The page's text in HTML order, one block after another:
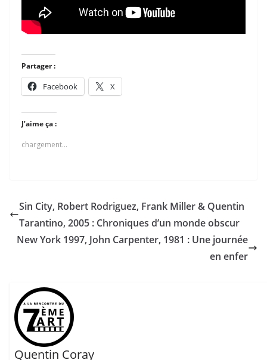
Partager :
Facebook X
J’aime ça :
chargement…
Sin City, Robert Rodriguez, Frank Miller & Quentin
Tarantino, 2005 : Chroniques d’un monde obscur
New York 1997, John Carpenter, 1981 : Une journée
en enfer
Quentin Coray